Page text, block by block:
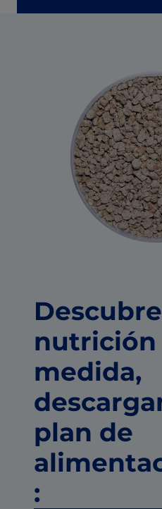
nutrición
medida,
plan de
: